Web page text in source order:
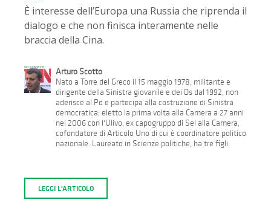
È interesse dell’Europa una Russia che riprenda il
dialogo e che non finisca interamente nelle
braccia della Cina.
Arturo Scotto
Nato a Torre del Greco il 15 maggio 1978, militante e
dirigente della Sinistra giovanile e dei Ds dal 1992, non
aderisce al Pd e partecipa alla costruzione di Sinistra
democratica; eletto la prima volta alla Camera a 27 anni
nel 2006 con l'Ulivo, ex capogruppo di Sel alla Camera,
cofondatore di Articolo Uno di cui è coordinatore politico
nazionale. Laureato in Scienze politiche, ha tre figli.
LEGGI L'ARTICOLO